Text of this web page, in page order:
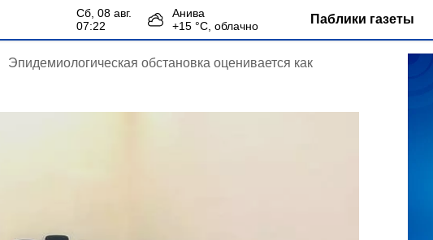
сб, 08 авг.
07:22
Анива
+15 °С, облачно Паблики газеты
Эпидемиологическая обстановка оценивается как